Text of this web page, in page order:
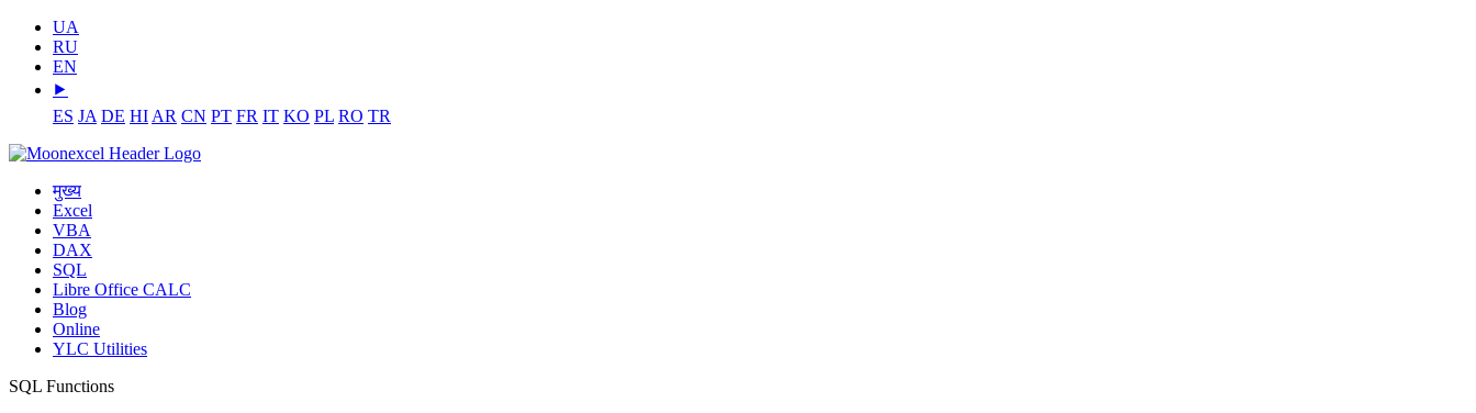
UA
RU
EN
⯈
ES JA DE HI AR CN PT FR IT KO PL RO TR
मुख्य
Excel
VBA
DAX
SQL
Libre Office CALC
Blog
Online
YLC Utilities
SQL Functions